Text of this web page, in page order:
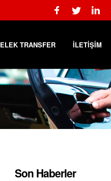
TRANSFER İLETİŞİM
Son Haberler